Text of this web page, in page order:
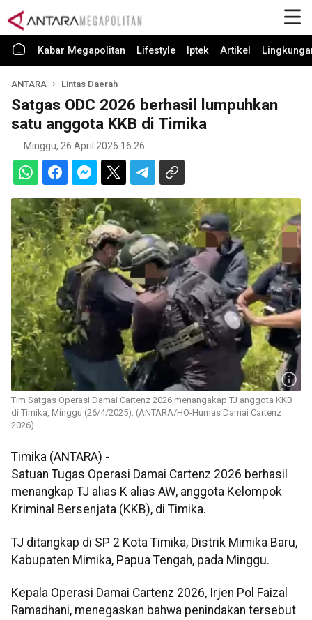
Kabar Megapolitan Lifestyle Iptek Artikel
ANTARA Lintas Daerah
Satgas ODC 2026 berhasil lumpuhkan
satu anggota KKB di Timika
Minggu, 26 April 2026 16:26
Tim Satgas Operasi Damai Cartenz 2026 menangakap TJ anggota KKB
di Timika, Minggu (26/4/2025). (ANTARA/HO-Humas Damai Cartenz
2026)
Timika (ANTARA) -
Satuan Tugas Operasi Damai Cartenz 2026 berhasil
menangkap TJ alias K alias AW, anggota Kelompok
Kriminal Bersenjata (KKB), di Timika.
TJ ditangkap di SP 2 Kota Timika, Distrik Mimika Baru,
Kabupaten Mimika, Papua Tengah, pada Minggu.
Kepala Operasi Damai Cartenz 2026, Irjen Pol Faizal
Ramadhani, menegaskan bahwa penindakan tersebut